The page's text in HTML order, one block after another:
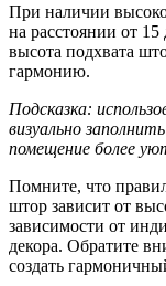
При наличии
на расстоянии от
высота подхвата
гармонию.
Подсказка:
визуально
помещение более
Помните, что
штор зависит от
зависимости от
декора. Обратите
создать